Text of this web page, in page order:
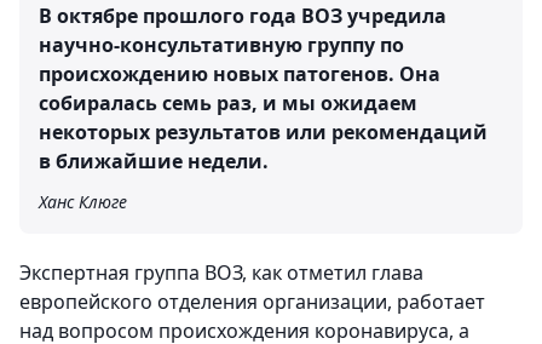
В октябре прошлого года ВОЗ учредила
научно-консультативную группу по
происхождению новых патогенов. Она
собиралась семь раз, и мы ожидаем
некоторых результатов или рекомендаций
в ближайшие недели.
Ханс Клюге
Экспертная группа ВОЗ, как отметил глава
европейского отделения организации, работает
над вопросом происхождения коронавируса, а